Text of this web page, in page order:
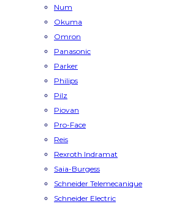
Num
Okuma
Omron
Panasonic
Parker
Philips
Pilz
Piovan
Pro-Face
Reis
Rexroth Indramat
Saia-Burgess
Schneider Telemecanique
Schneider Electric